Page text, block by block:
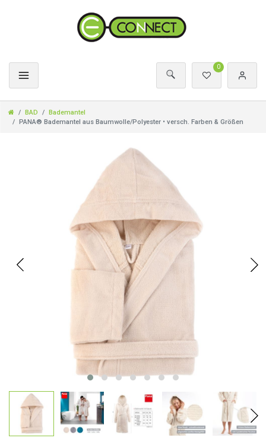
0
BAD
Bademantel
PANA® Bademantel aus Baumwolle/Polyester • versch. Farben & Größen